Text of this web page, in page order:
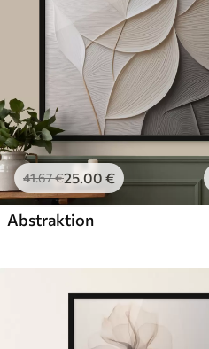
41.67€25.00 €
Abstraktion